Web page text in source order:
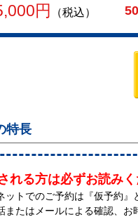
円 （税込）
特長
れる方は必ずお読みく
トでのご予約は『仮予約』
またはメールによる確認、